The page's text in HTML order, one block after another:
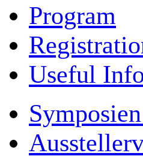
Program
Useful